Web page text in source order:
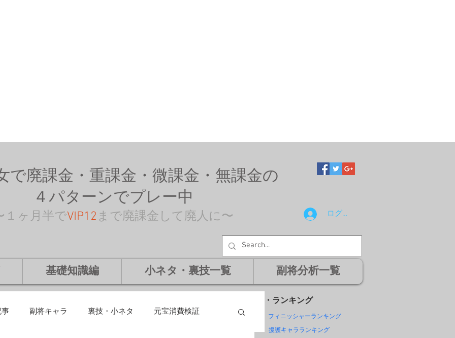
で廃課金・重課金・微課金・無課金の
４パターンでプレー中
１ヶ月半でVIP12 まで廃課金して廃人に〜 ログイン
基礎知識編 小ネタ・裏技一覧 副将分析一覧
事 副将キャラ 裏技・小ネタ 元宝消費検証
フィニッシャーランキング
援護キャラランキング
・ランキング